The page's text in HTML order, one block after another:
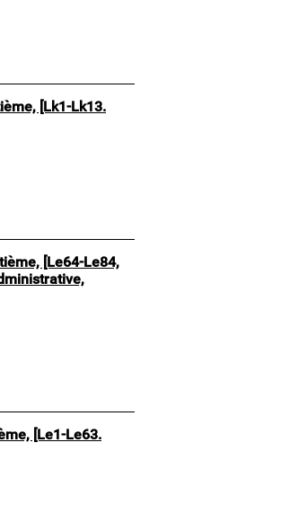
[Lk1-Lk13.
[Le64-Le84,
[Le1-Le63.